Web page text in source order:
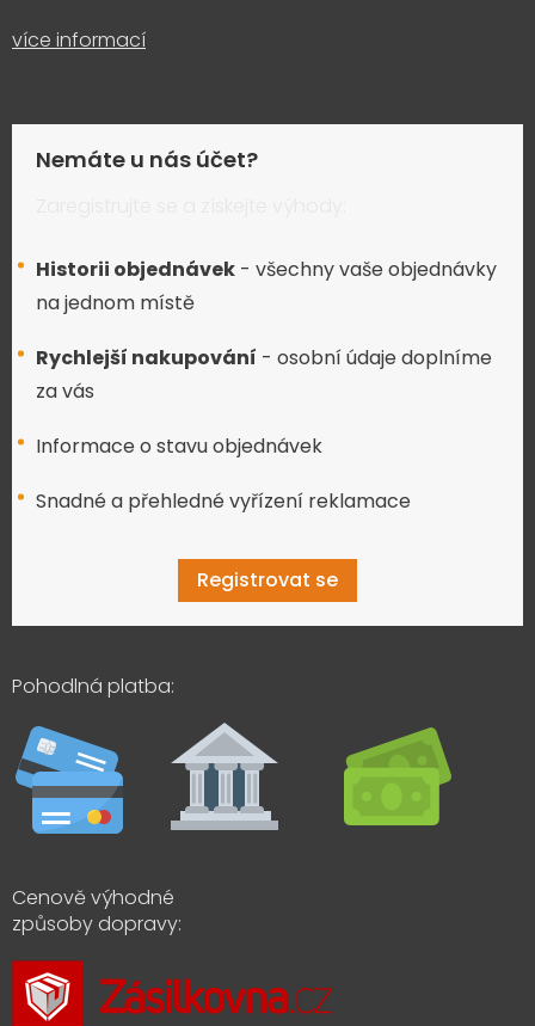
více informací
Nemáte u nás účet?
Historii objednávek - všechny vaše objednávky
na jednom místě
Rychlejší nakupování - osobní údaje doplníme
za vás
Informace o stavu objednávek
Snadné a přehledné vyřízení reklamace
Registrovat se
Pohodlná platba:
Cenově výhodné
způsoby dopravy: